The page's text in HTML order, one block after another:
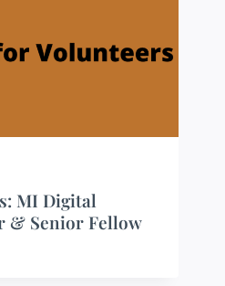
MI Digital
& Senior Fellow